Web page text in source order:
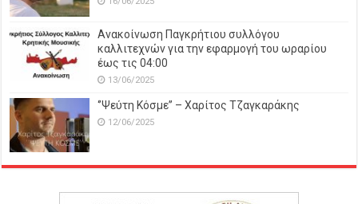
Ανακοίνωση Παγκρήτιου συλλόγου
καλλιτεχνών για την εφαρμογή του ωραρίου
έως τις 04:00
13/06/2025
‘’Ψεύτη Κόσμε’’ – Χαρίτος Τζαγκαράκης
12/06/2025